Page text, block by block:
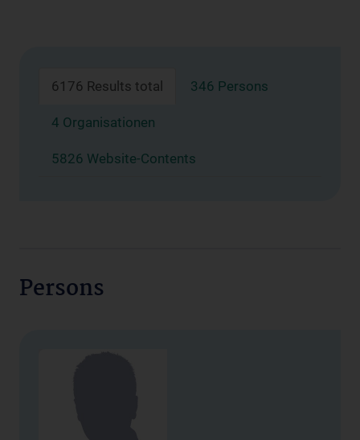
6176 Results total 346 Persons
4 Organisationen
5826 Website-Contents
Persons